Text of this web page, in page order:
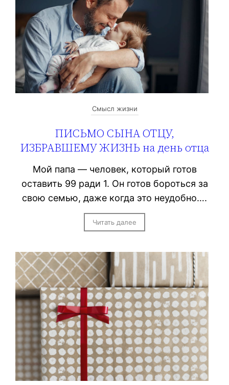
Смысл жизни
ПИСЬМО СЫНА ОТЦУ,
ИЗБРАВШЕМУ ЖИЗНЬ на день отца
Мой папа — человек, который готов
оставить 99 ради 1. Он готов бороться за
свою семью, даже когда это неудобно….
Читать далее